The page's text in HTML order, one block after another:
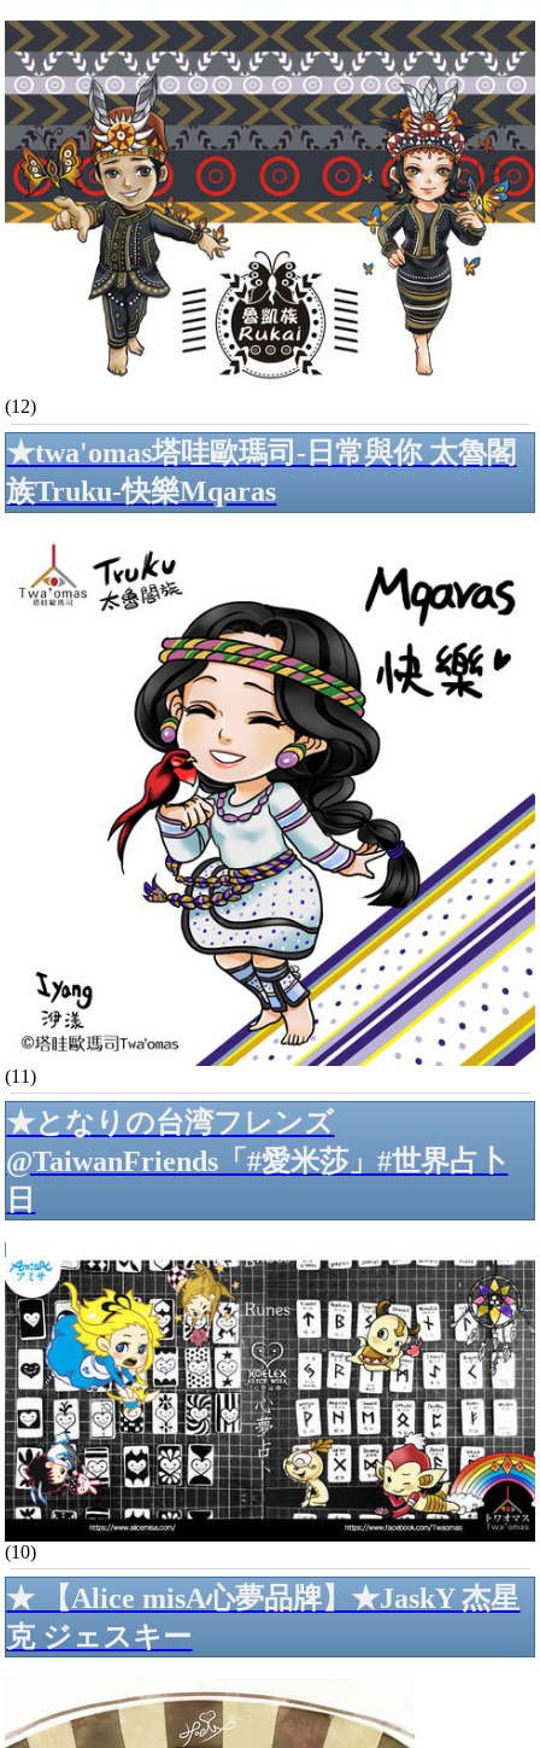
(12)
★twa'omas塔哇歐瑪司-日常與你 太魯閣
族Truku-快樂Mqaras
(11)
★となりの台湾フレンズ
@TaiwanFriends「#愛米莎」#世界占卜
日
(10)
★ 【Alice misA心夢品牌】★JaskY 杰星
克 ジェスキー